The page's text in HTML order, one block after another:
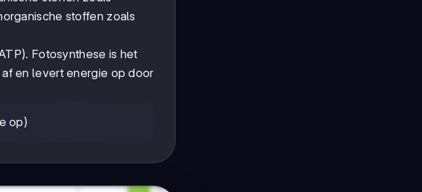
stoffen zoals
Fotosynthese is het
en levert energie op door
op)